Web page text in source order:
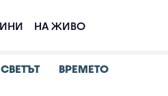
НА ЖИВО
СВЕТЪТ ВРЕМЕТО